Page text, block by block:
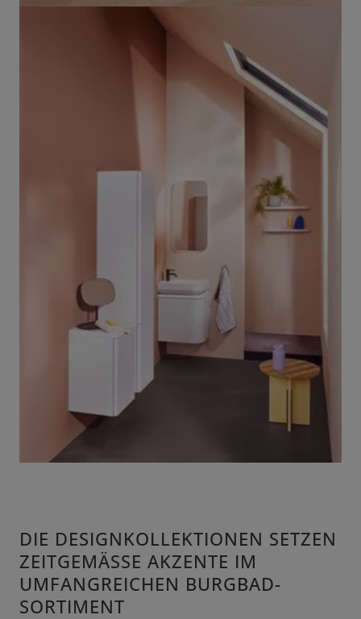
DIE DESIGNKOLLEKTIONEN SETZEN
ZEITGEMÄSSE AKZENTE IM U
MFANGREICHEN BURGBAD-S
ORTIMENT